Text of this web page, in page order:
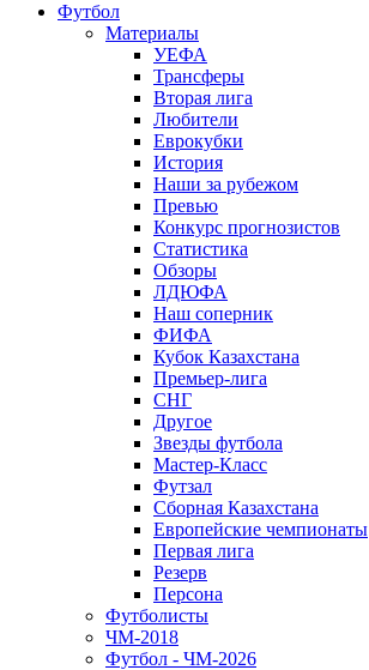
Футбол
Материалы
УЕФА
Трансферы
Вторая лига
Любители
Еврокубки
История
Наши за рубежом
Превью
Конкурс прогнозистов
Статистика
Обзоры
ЛДЮФА
Наш соперник
ФИФА
Кубок Казахстана
Премьер-лига
СНГ
Другое
Звезды футбола
Мастер-Класс
Футзал
Сборная Казахстана
Европейские чемпионаты
Первая лига
Резерв
Персона
Футболисты
ЧМ-2018
Футбол - ЧМ-2026